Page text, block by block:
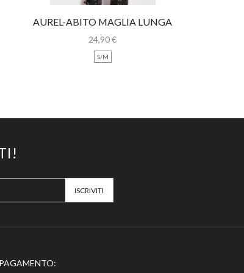
AUREL-ABITO MAGLIA LUNGA
CON PIZZO
24,90€
S/M